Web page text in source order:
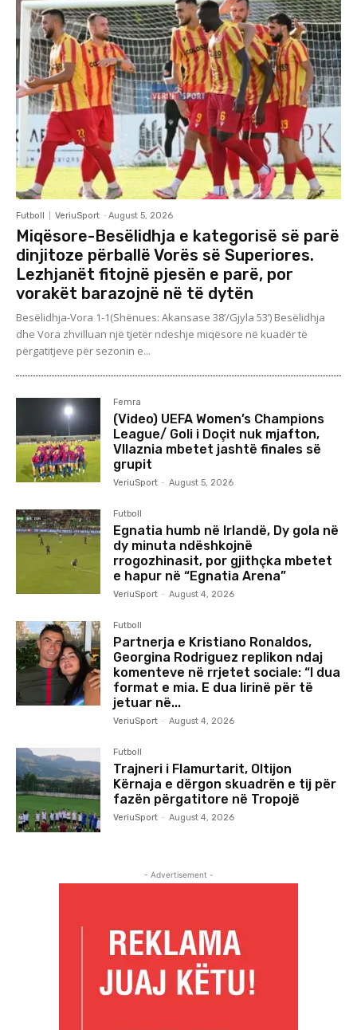
Futboll VeriuSport - August 5, 2026
Miqësore-Besëlidhja e kategorisë së parë
dinjitoze përballë Vorës së Superiores.
Lezhjanët fitojnë pjesën e parë, por
vorakët barazojnë në të dytën
Besëlidhja-Vora 1-1(Shënues: Akansase 38’/Gjyla 53’) Besëlidhja
dhe Vora zhvilluan një tjetër ndeshje miqësore në kuadër të
përgatitjeve për sezonin e...
Femra
(Video) UEFA Women’s Champions
League/ Goli i Doçit nuk mjafton,
Vllaznia mbetet jashtë finales së
grupit
VeriuSport - August 5, 2026
Futboll
Egnatia humb në Irlandë, Dy gola në
dy minuta ndëshkojnë
rrogozhinasit, por gjithçka mbetet
e hapur në “Egnatia Arena”
VeriuSport - August 4, 2026
Futboll
Partnerja e Kristiano Ronaldos,
Georgina Rodriguez replikon ndaj
komenteve në rrjetet sociale: “I dua
format e mia. E dua lirinë për të
jetuar në...
VeriuSport - August 4, 2026
Futboll
Trajneri i Flamurtarit, Oltijon
Kërnaja e dërgon skuadrën e tij për
fazën përgatitore në Tropojë
VeriuSport - August 4, 2026
- Advertisement -